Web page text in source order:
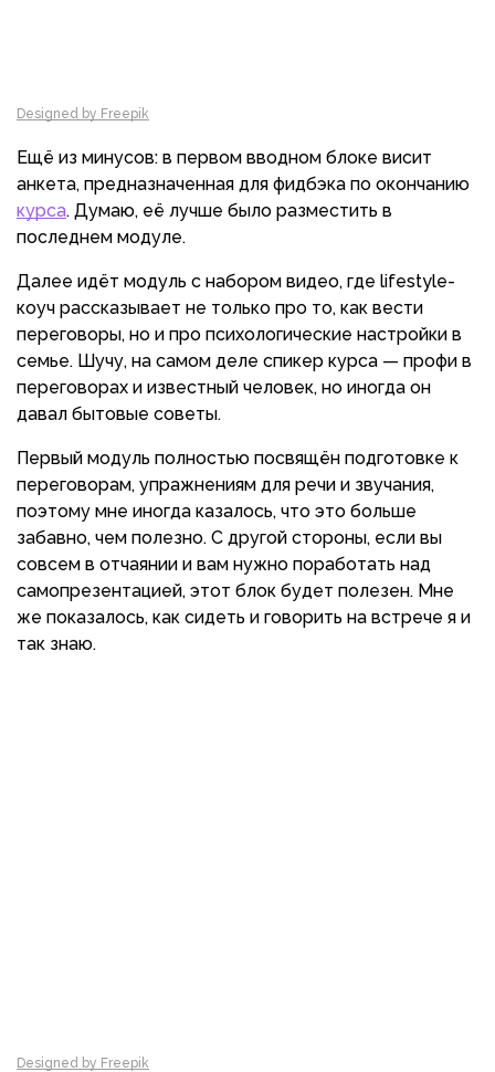
Designed by Freepik
Ещё из минусов: в первом вводном блоке висит
анкета, предназначенная для фидбэка по окончанию
курса. Думаю, её лучше было разместить в
последнем модуле.
Далее идёт модуль с набором видео, где lifestyle-
коуч рассказывает не только про то, как вести
переговоры, но и про психологические настройки в
семье. Шучу, на самом деле спикер курса — профи в
переговорах и известный человек, но иногда он
давал бытовые советы.
Первый модуль полностью посвящён подготовке к
переговорам, упражнениям для речи и звучания,
поэтому мне иногда казалось, что это больше
забавно, чем полезно. С другой стороны, если вы
совсем в отчаянии и вам нужно поработать над
самопрезентацией, этот блок будет полезен. Мне
же показалось, как сидеть и говорить на встрече я и
так знаю.
Designed by Freepik